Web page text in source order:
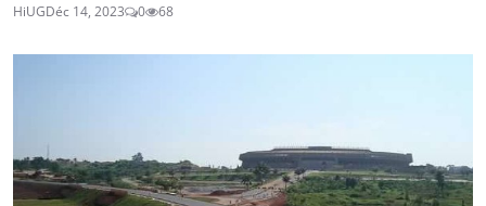
HiUGDéc 14, 2023 0 68